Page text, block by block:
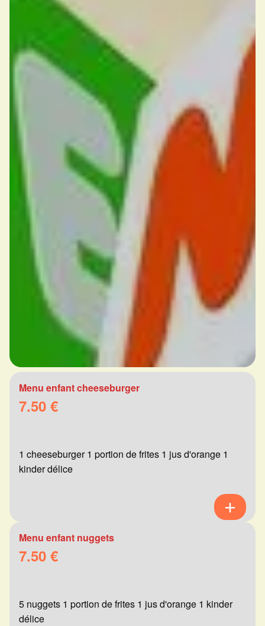
Menu enfant cheeseburger
7.50 €
1 cheeseburger 1 portion de frites 1 jus d'orange 1
kinder délice
Menu enfant nuggets
7.50 €
5 nuggets 1 portion de frites 1 jus d'orange 1 kinder
délice